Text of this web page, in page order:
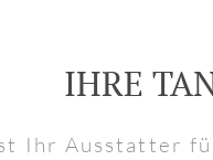
IHRE
Ihr Ausstatter